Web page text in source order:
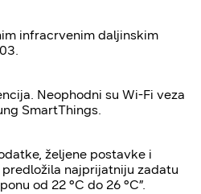
infracrvenim daljinskim
Neophodni su Wi-Fi veza
SmartThings.
željene postavke i
najprijatniju zadatu
od 22 °C do 26 °C”.